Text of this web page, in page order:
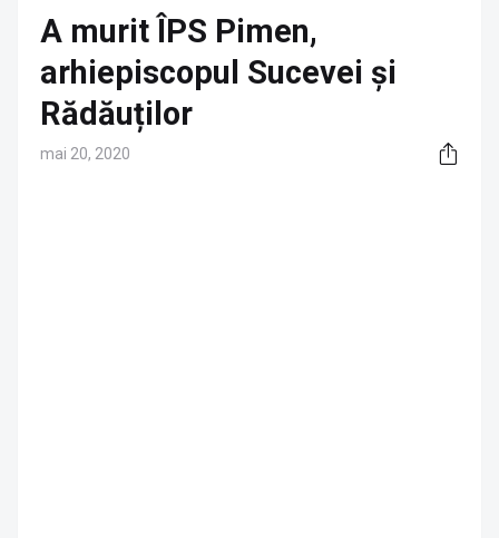
A murit ÎPS Pimen,
arhiepiscopul Sucevei și
Rădăuților
mai 20, 2020